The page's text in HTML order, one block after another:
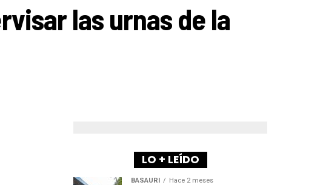
las urnas de la
LO + LEÍDO
BASAURI Hace 2 meses